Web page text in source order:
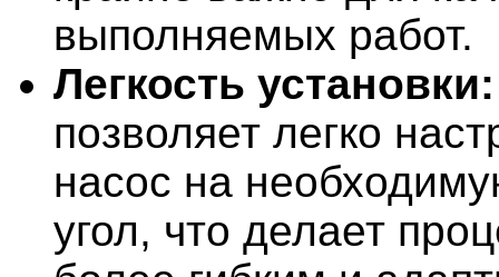
выполняемых работ.
Легкость установки:
позволяет легко
насос на
угол, что делает